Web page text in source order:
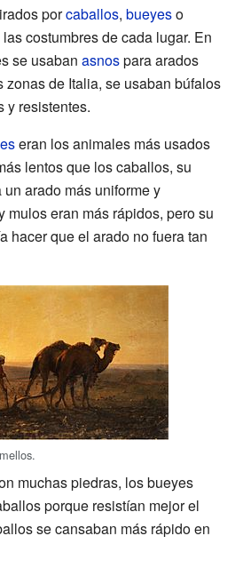
porcaballos, bueyeso
costumbres de cada lugar. En
se usaban asnospara arados
zonas de Italia, se usaban búfalos
y resistentes.
eran los animales más usados
lentos que los caballos, su
arado más uniforme y
mulos eran más rápidos, pero su
hacer que el arado no fuera tan
muchas piedras, los bueyes
porque resistían mejor el
se cansaban más rápido en